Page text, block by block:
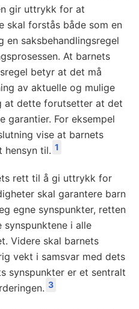
gir uttrykk for at
skal forstås både som en
en saksbehandlingsregel
At barnets
betyr at det må
av aktuelle og mulige
at dette forutsetter at det
garantier. For eksempel
vise at barnets
hensyn til. 1
rett til å gi uttrykk for
skal garantere barn
egne synspunkter, retten
i alle
Videre skal barnets
vekt i samsvar med dets
synspunkter er et sentralt
3